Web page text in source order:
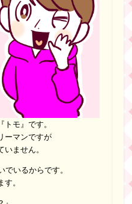
モ』です。
ーマンですが
ません。
いるからです。
。